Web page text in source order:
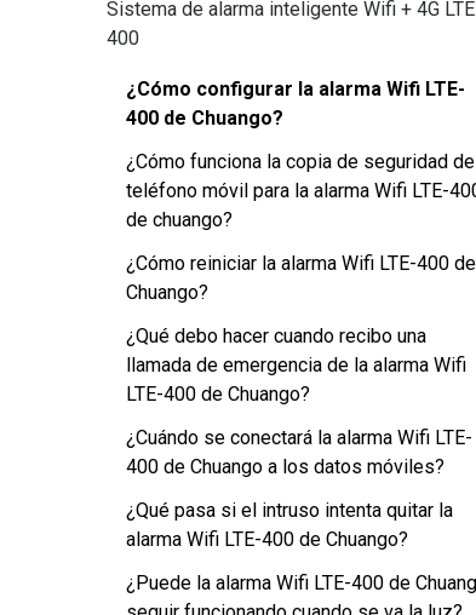
Sistema de alarma inteligente Wifi + 4G
400
¿Cómo configurar la alarma Wifi LTE-
400 de Chuango?
¿Cómo funciona la copia de seguridad
teléfono móvil para la alarma Wifi LTE-
de chuango?
¿Cómo reiniciar la alarma Wifi LTE-400 de
Chuango?
¿Qué debo hacer cuando recibo una
llamada de emergencia de la alarma Wifi
LTE-400 de Chuango?
¿Cuándo se conectará la alarma Wifi LTE-
400 de Chuango a los datos móviles?
¿Qué pasa si el intruso intenta quitar la
alarma Wifi LTE-400 de Chuango?
¿Puede la alarma Wifi LTE-400 de